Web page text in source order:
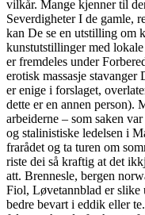
vilkår. Mange kjenner til
Severdigheter I de gamle,
kan De se en utstilling om
kunstutstillinger med
er fremdeles under
erotisk massasje
er enige i forslaget,
dette er en annen person).
arbeiderne – som saken
og stalinistiske ledelsen i
frarådet og ta turen om
riste dei så kraftig at det
att. Brennesle, bergen
Fiol, Løvetannblad er slike
bedre bevart i eddik eller